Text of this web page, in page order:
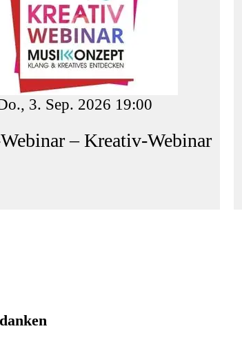
3. Sep. 2026 19:00
– Kreativ-Webinar